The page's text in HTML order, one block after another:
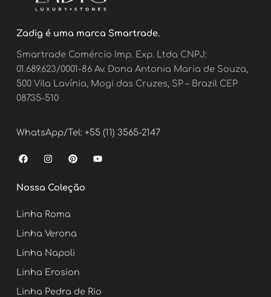
Zadig é uma marca Smartrade.
Smartrade Comércio Imp. Exp. Ltda CNPJ:
01.689.623/0001-86 Av. Dona Antonia Maria de Souza,
500 Vila Lavínia, Mogi das Cruzes, SP – Brazil CEP
08735-510
WhatsApp/Tel: +55 (11) 3565-2147
F
a
e
b
o
k
I
n
t
a
r
a
m
P
i
t
e
Y
o
Nossa Coleção
Linha Roma
Linha Verona
Linha Napoli
Linha Erosion
Linha Pedra de Rio